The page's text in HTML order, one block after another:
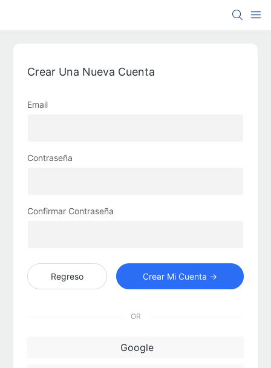
Crear Una Nueva Cuenta
Email
Contraseña
Confirmar Contraseña
Regreso Crear Mi Cuenta →
OR
Google